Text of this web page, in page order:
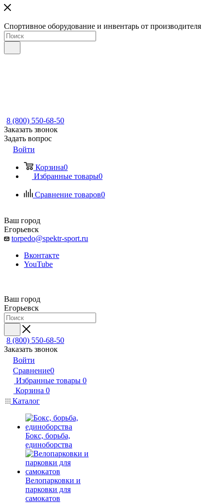
Спортивное оборудование и инвентарь от производителя
8 (800) 550-68-50
Заказать звонок
Задать вопрос
Войти
Корзина0
Избранные товары0
Сравнение товаров0
Ваш город
Егорьевск
torpedo@spektr-sport.ru
Вконтакте
YouTube
Ваш город
Егорьевск
8 (800) 550-68-50
Заказать звонок
Войти
Сравнение0
Избранные товары 0
Корзина 0
Каталог
Бокс, борьба,
единоборства
Велопарковки и
парковки для
самокатов